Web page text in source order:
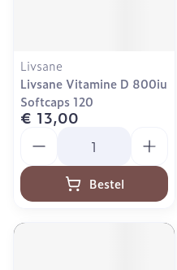
Livsane
Livsane Vitamine D 800iu
Softcaps 120
€ 13,00
Bestel